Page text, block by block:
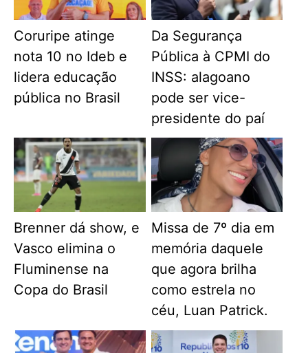
Coruripe atinge
nota 10 no Ideb e
lidera educação
pública no Brasil
Da Segurança
Pública à CPMI do
INSS: alagoano
pode ser vice-
presidente do paí
Brenner dá show, e
Vasco elimina o
Fluminense na
Copa do Brasil
Missa de 7º dia em
memória daquele
que agora brilha
como estrela no
céu, Luan Patrick.